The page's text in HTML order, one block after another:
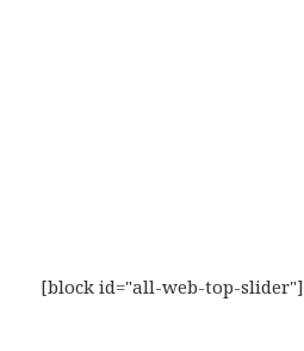
[block id="all-web-top-slider"]